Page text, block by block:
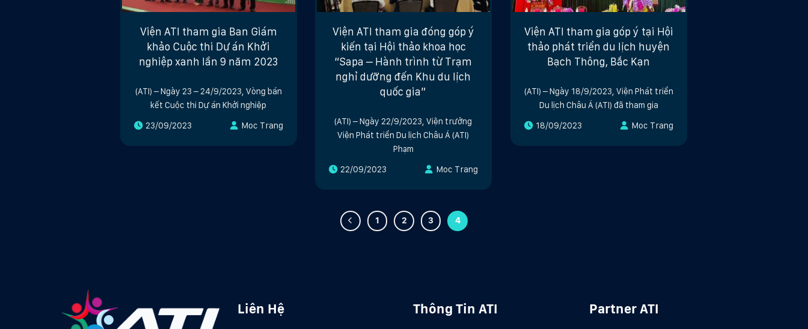
Viện ATI tham gia Ban Giám
khảo Cuộc thi Dự án Khởi
nghiệp xanh lần 9 năm 2023
(ATI) – Ngày 23 – 24/9/2023, Vòng bán
kết Cuộc thi Dự án Khởi nghiệp
23/09/2023 Moc Trang
Viện ATI tham gia đóng góp ý
kiến tại Hội thảo khoa học
“Sapa – Hành trình từ Trạm
nghỉ dưỡng đến Khu du lịch
quốc gia”
(ATI) – Ngày 22/9/2023, Viện trưởng
Viện Phát triển Du lịch Châu Á (ATI)
Phạm
22/09/2023 Moc Trang
Viện ATI tham gia góp ý tại Hội
thảo phát triển du lịch huyện
Bạch Thông, Bắc Kạn
(ATI) – Ngày 18/9/2023, Viện Phát triển
Du lịch Châu Á (ATI) đã tham gia
18/09/2023 Moc Trang
1 2 3 4
Liên Hệ Thông Tin ATI Partner ATI